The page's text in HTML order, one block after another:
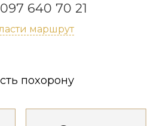
640 70 21
маршрут
похорону